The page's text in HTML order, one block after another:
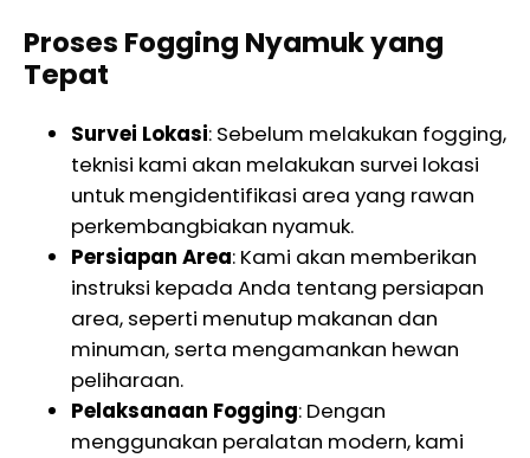
Proses Fogging Nyamuk yang
Tepat
Survei Lokasi: Sebelum melakukan fogging,
teknisi kami akan melakukan survei lokasi
untuk mengidentifikasi area yang rawan
perkembangbiakan nyamuk.
Persiapan Area: Kami akan memberikan
instruksi kepada Anda tentang persiapan
area, seperti menutup makanan dan
minuman, serta mengamankan hewan
peliharaan.
Pelaksanaan Fogging: Dengan
menggunakan peralatan modern, kami